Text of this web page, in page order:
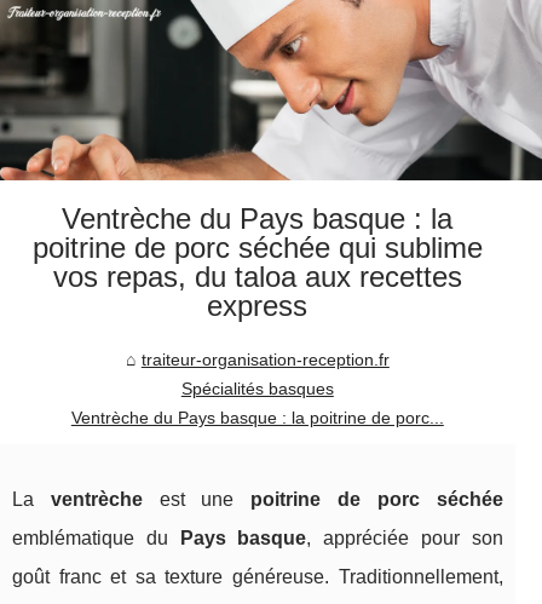
Ventrèche du Pays basque : la
poitrine de porc séchée qui sublime
vos repas, du taloa aux recettes
express
traiteur-organisation-reception.fr
Spécialités basques
Ventrèche du Pays basque : la poitrine de porc...
La ventrècheest une poitrine de porc séchée
emblématique du
Pays basque, appréciée pour son
goût franc et sa texture généreuse. Traditionnellement,